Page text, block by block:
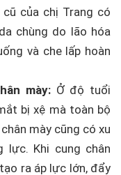
của chị Trang có
chùng do lão hóa
và che lấp hoàn
mày: Ở độ tuổi
bị xệ mà toàn bộ
mày cũng có xu
lực. Khi cung chân
ra áp lực lớn, đẩy